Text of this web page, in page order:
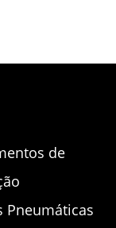
de
Pneumáticas